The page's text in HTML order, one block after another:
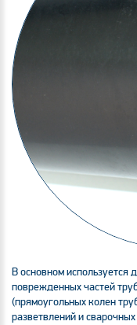
В основном используется
поврежденных частей
(прямоугольных колен
разветвлений и